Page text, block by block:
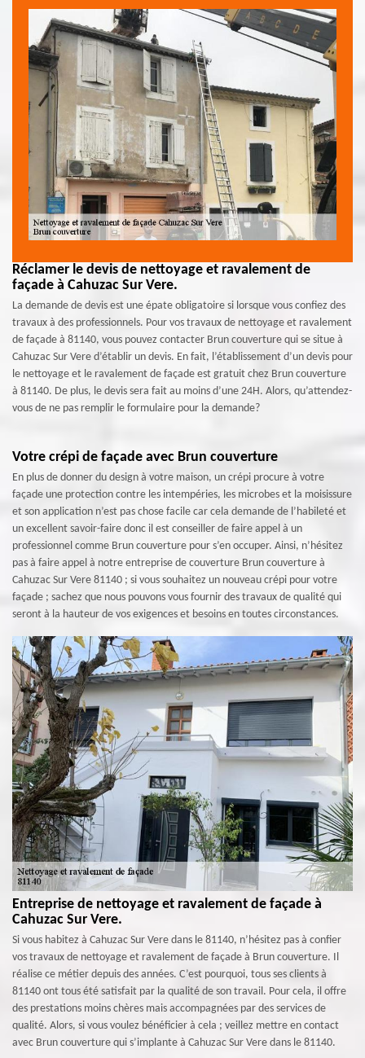
Réclamer le devis de nettoyage et ravalement de
façade à Cahuzac Sur Vere.
La demande de devis est une épate obligatoire si lorsque vous confiez des
travaux à des professionnels. Pour vos travaux de nettoyage et ravalement
de façade à 81140, vous pouvez contacter Brun couverture qui se situe à
Cahuzac Sur Vere d’établir un devis. En fait, l’établissement d’un devis pour
le nettoyage et le ravalement de façade est gratuit chez Brun couverture
à 81140. De plus, le devis sera fait au moins d’une 24H. Alors, qu’attendez-
vous de ne pas remplir le formulaire pour la demande?
Votre crépi de façade avec Brun couverture
En plus de donner du design à votre maison, un crépi procure à votre
façade une protection contre les intempéries, les microbes et la moisissure
et son application n’est pas chose facile car cela demande de l’habileté et
un excellent savoir-faire donc il est conseiller de faire appel à un
professionnel comme Brun couverture pour s’en occuper. Ainsi, n’hésitez
pas à faire appel à notre entreprise de couverture Brun couverture à
Cahuzac Sur Vere 81140 ; si vous souhaitez un nouveau crépi pour votre
façade ; sachez que nous pouvons vous fournir des travaux de qualité qui
seront à la hauteur de vos exigences et besoins en toutes circonstances.
Entreprise de nettoyage et ravalement de façade à
Cahuzac Sur Vere.
Si vous habitez à Cahuzac Sur Vere dans le 81140, n’hésitez pas à confier
vos travaux de nettoyage et ravalement de façade à Brun couverture. Il
réalise ce métier depuis des années. C’est pourquoi, tous ses clients à
81140 ont tous été satisfait par la qualité de son travail. Pour cela, il offre
des prestations moins chères mais accompagnées par des services de
qualité. Alors, si vous voulez bénéficier à cela ; veillez mettre en contact
avec Brun couverture qui s’implante à Cahuzac Sur Vere dans le 81140.